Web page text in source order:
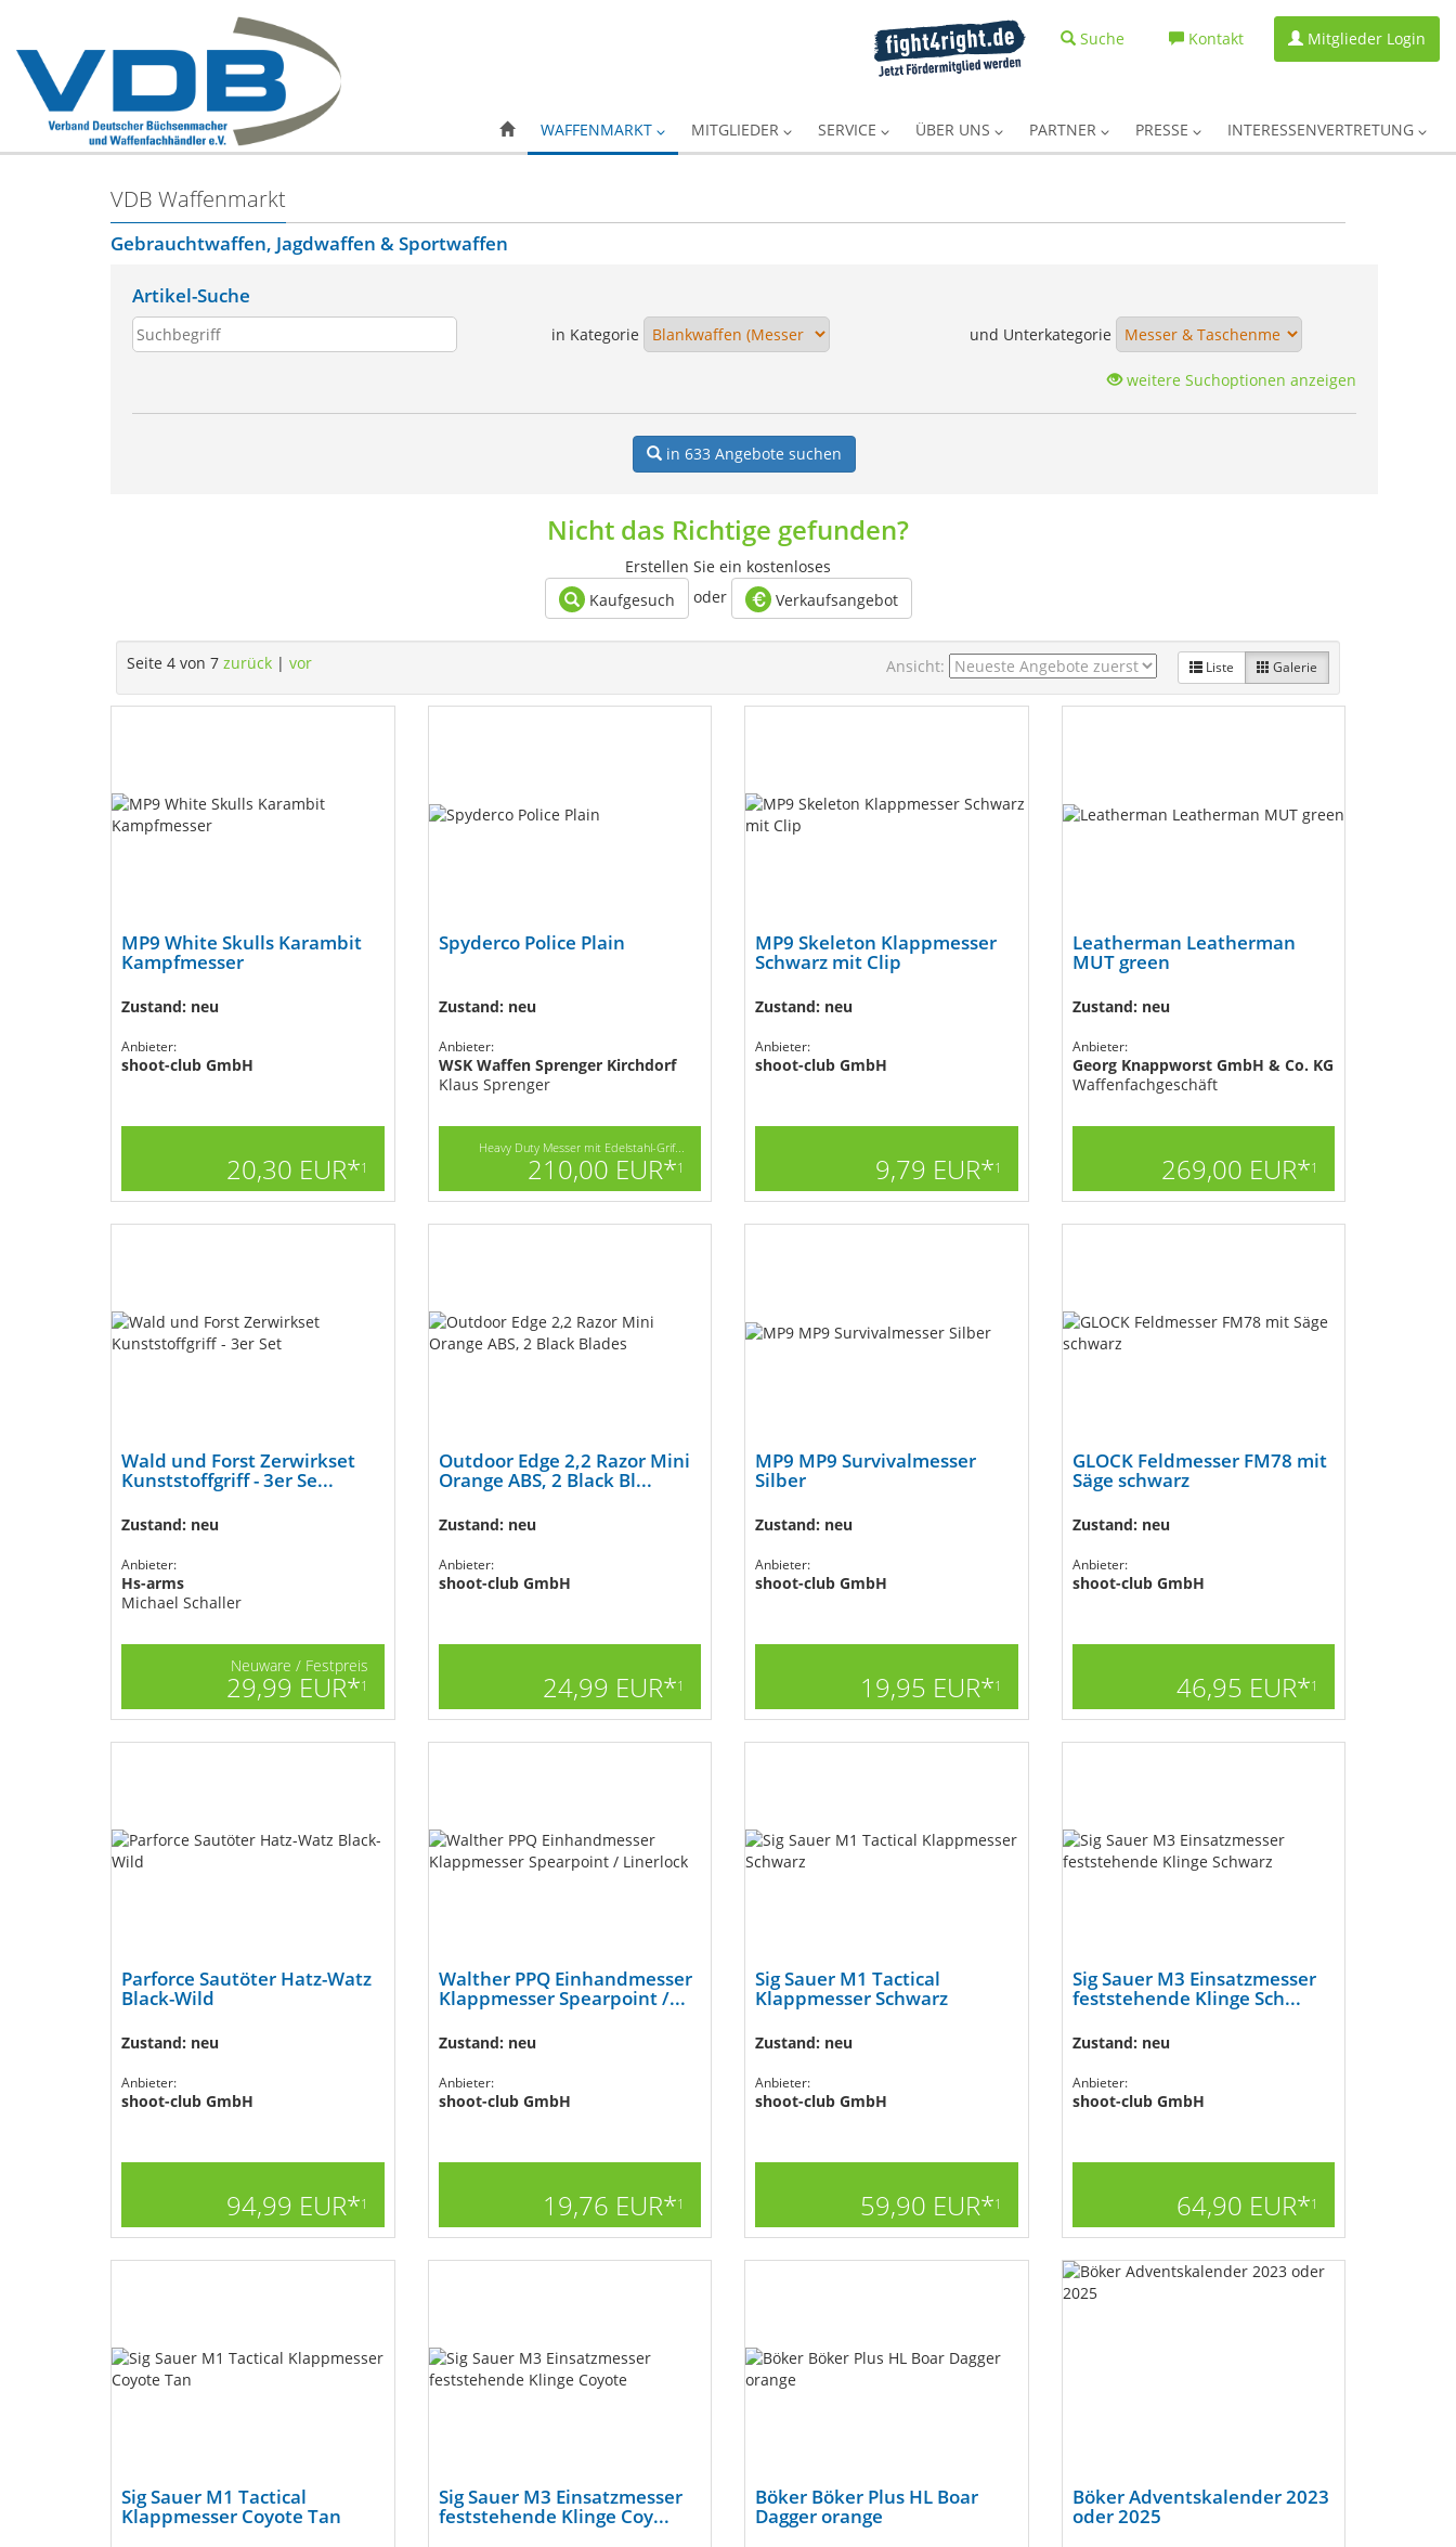
Suche Kontakt Mitglieder Login
WAFFENMARKT MITGLIEDER SERVICE ÜBER UNS PARTNER PRESSE INTERESSENVERTRETUNG
VDB Waffenmarkt
Gebrauchtwaffen, Jagdwaffen & Sportwaffen
Artikel-Suche
in Kategorie und Unterkategorie
weitere Suchoptionen anzeigen
in 633 Angebote suchen
Nicht das Richtige gefunden?
Erstellen Sie ein kostenloses
Kaufgesuch
oder Verkaufsangebot
Ansicht: Liste Galerie
Seite 4 von 7 zurück | vor
MP9 White Skulls Karambit
Kampfmesser
Zustand: neu
Anbieter:
shoot-club GmbH
20,30 EUR*1
Spyderco Police Plain
Zustand: neu
Anbieter:
WSK Waffen Sprenger Kirchdorf
Klaus Sprenger
Heavy Duty Messer mit Edelstahl-Grif...
210,00 EUR*1
MP9 Skeleton Klappmesser
Schwarz mit Clip
Zustand: neu
Anbieter:
shoot-club GmbH
9,79 EUR*1
Leatherman Leatherman
MUT green
Zustand: neu
Anbieter:
Georg Knappworst GmbH & Co. KG
Waffenfachgeschäft
269,00 EUR*1
Wald und Forst Zerwirkset
Kunststoffgriff - 3er Se...
Zustand: neu
Anbieter:
Hs-arms
Michael Schaller
Neuware / Festpreis
29,99 EUR*1
Outdoor Edge 2,2 Razor Mini
Orange ABS, 2 Black Bl...
Zustand: neu
Anbieter:
shoot-club GmbH
24,99 EUR*1
MP9 MP9 Survivalmesser
Silber
Zustand: neu
Anbieter:
shoot-club GmbH
19,95 EUR*1
GLOCK Feldmesser FM78 mit
Säge schwarz
Zustand: neu
Anbieter:
shoot-club GmbH
46,95 EUR*1
Parforce Sautöter Hatz-Watz
Black-Wild
Zustand: neu
Anbieter:
shoot-club GmbH
94,99 EUR*1
Walther PPQ Einhandmesser
Klappmesser Spearpoint /...
Zustand: neu
Anbieter:
shoot-club GmbH
19,76 EUR*1
Sig Sauer M1 Tactical
Klappmesser Schwarz
Zustand: neu
Anbieter:
shoot-club GmbH
59,90 EUR*1
Sig Sauer M3 Einsatzmesser
feststehende Klinge Sch...
Zustand: neu
Anbieter:
shoot-club GmbH
64,90 EUR*1
Sig Sauer M1 Tactical
Klappmesser Coyote Tan
Sig Sauer M3 Einsatzmesser
feststehende Klinge Coy...
Böker Böker Plus HL Boar
Dagger orange
Böker Adventskalender 2023
oder 2025